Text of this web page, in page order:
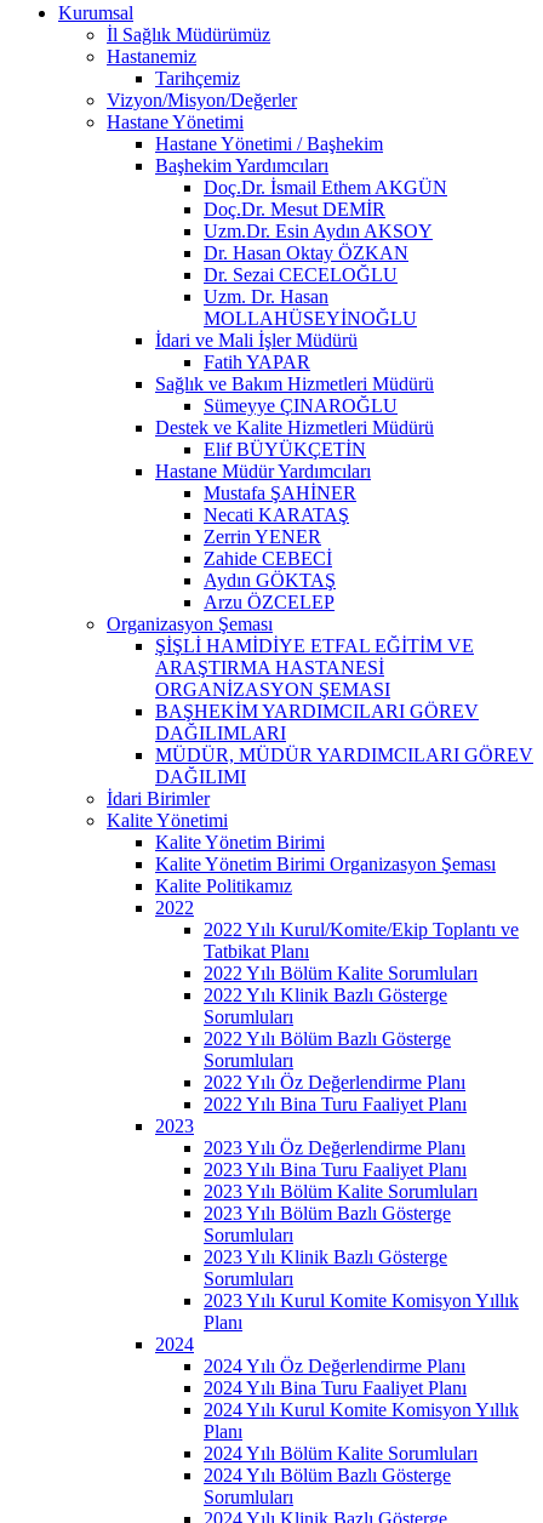
Kurumsal
İl Sağlık Müdürümüz
Hastanemiz
Tarihçemiz
Vizyon/Misyon/Değerler
Hastane Yönetimi
Hastane Yönetimi / Başhekim
Başhekim Yardımcıları
Doç.Dr. İsmail Ethem AKGÜN
Doç.Dr. Mesut DEMİR
Uzm.Dr. Esin Aydın AKSOY
Dr. Hasan Oktay ÖZKAN
Dr. Sezai CECELOĞLU
Uzm. Dr. Hasan
MOLLAHÜSEYİNOĞLU
İdari ve Mali İşler Müdürü
Fatih YAPAR
Sağlık ve Bakım Hizmetleri Müdürü
Sümeyye ÇINAROĞLU
Destek ve Kalite Hizmetleri Müdürü
Elif BÜYÜKÇETİN
Hastane Müdür Yardımcıları
Mustafa ŞAHİNER
Necati KARATAŞ
Zerrin YENER
Zahide CEBECİ
Aydın GÖKTAŞ
Arzu ÖZCELEP
Organizasyon Şeması
ŞİŞLİ HAMİDİYE ETFAL EĞİTİM VE
ARAŞTIRMA HASTANESİ
ORGANİZASYON ŞEMASI
BAŞHEKİM YARDIMCILARI GÖREV
DAĞILIMLARI
MÜDÜR, MÜDÜR YARDIMCILARI GÖREV
DAĞILIMI
İdari Birimler
Kalite Yönetimi
Kalite Yönetim Birimi
Kalite Yönetim Birimi Organizasyon Şeması
Kalite Politikamız
2022
2022 Yılı Kurul/Komite/Ekip Toplantı ve
Tatbikat Planı
2022 Yılı Bölüm Kalite Sorumluları
2022 Yılı Klinik Bazlı Gösterge
Sorumluları
2022 Yılı Bölüm Bazlı Gösterge
Sorumluları
2022 Yılı Öz Değerlendirme Planı
2022 Yılı Bina Turu Faaliyet Planı
2023
2023 Yılı Öz Değerlendirme Planı
2023 Yılı Bina Turu Faaliyet Planı
2023 Yılı Bölüm Kalite Sorumluları
2023 Yılı Bölüm Bazlı Gösterge
Sorumluları
2023 Yılı Klinik Bazlı Gösterge
Sorumluları
2023 Yılı Kurul Komite Komisyon Yıllık
Planı
2024
2024 Yılı Öz Değerlendirme Planı
2024 Yılı Bina Turu Faaliyet Planı
2024 Yılı Kurul Komite Komisyon Yıllık
Planı
2024 Yılı Bölüm Kalite Sorumluları
2024 Yılı Bölüm Bazlı Gösterge
Sorumluları
2024 Yılı Klinik Bazlı Gösterge